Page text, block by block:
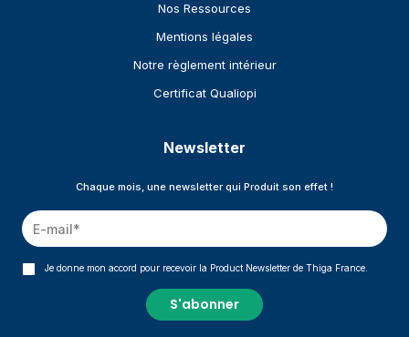
Nos Ressources
Mentions légales
Notre règlement intérieur
Certificat Qualiopi
Newsletter
Chaque mois, une newsletter qui Produit son effet !
Je donne mon accord pour recevoir la Product Newsletter de Thiga France.